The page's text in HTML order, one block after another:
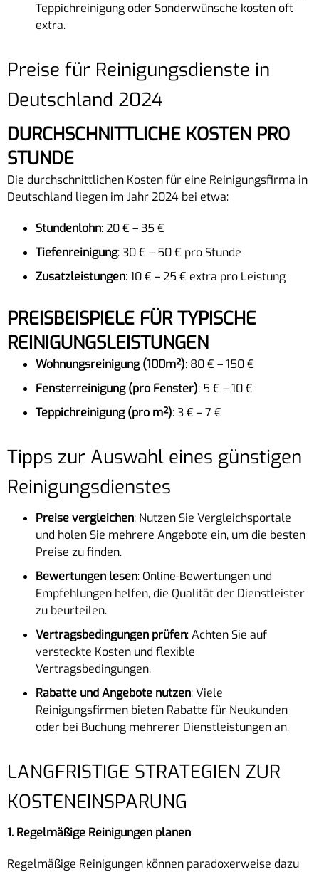
Teppichreinigung oder Sonderwünsche kosten oft
extra.
Preise für Reinigungsdienste in
Deutschland 2024
DURCHSCHNITTLICHE KOSTEN PRO
STUNDE
Die durchschnittlichen Kosten für eine Reinigungsfirma in
Deutschland liegen im Jahr 2024 bei etwa:
Stundenlohn: 20 € – 35 €
Tiefenreinigung: 30 € – 50 € pro Stunde
Zusatzleistungen: 10 € – 25 € extra pro Leistung
PREISBEISPIELE FÜR TYPISCHE
REINIGUNGSLEISTUNGEN
Wohnungsreinigung (100m²): 80 € – 150 €
Fensterreinigung (pro Fenster): 5 € – 10 €
Teppichreinigung (pro m²): 3 € – 7 €
Tipps zur Auswahl eines günstigen
Reinigungsdienstes
Preise vergleichen: Nutzen Sie Vergleichsportale
und holen Sie mehrere Angebote ein, um die besten
Preise zu finden.
Bewertungen lesen: Online-Bewertungen und
Empfehlungen helfen, die Qualität der Dienstleister
zu beurteilen.
Vertragsbedingungen prüfen: Achten Sie auf
versteckte Kosten und flexible
Vertragsbedingungen.
Rabatte und Angebote nutzen: Viele
Reinigungsfirmen bieten Rabatte für Neukunden
oder bei Buchung mehrerer Dienstleistungen an.
LANGFRISTIGE STRATEGIEN ZUR
KOSTENEINSPARUNG
1. Regelmäßige Reinigungen planen
Regelmäßige Reinigungen können paradoxerweise dazu